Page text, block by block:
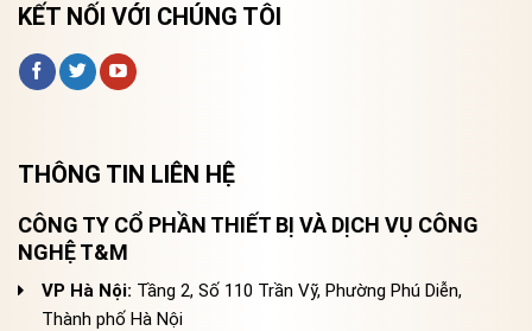
KẾT NỐI VỚI CHÚNG TÔI
THÔNG TIN LIÊN HỆ
CÔNG TY CỔ PHẦN THIẾT BỊ VÀ DỊCH VỤ CÔNG
NGHỆ T&M
VP Hà Nội: Tầng 2, Số 110 Trần Vỹ, Phường Phú Diễn,
Thành phố Hà Nội